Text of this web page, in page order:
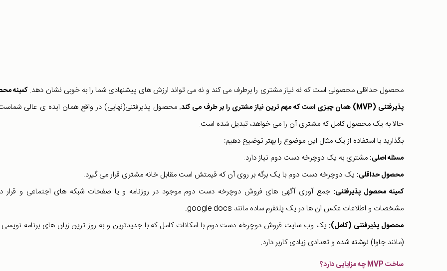
محصول حداقلی محصولی است که نه نیاز مشتری را برطرف می کند و نه می تواند ارزش های پیشنهادی شما را به خوبی نشان دهد.کمینه
پذیرفتنی (MVP) همان چیزی است که مهم ترین نیاز مشتری را بر طرف می کند.
محصول پذیرفتنی(نهایی) در واقع همان ایده ی عالی
حالا به یک محصول کامل که مشتری آن را می خواهد، تبدیل شده است.
بگذارید با استفاده از یک مثال این موضوع را بهتر توضیح دهیم:
مسئله اصلی: مشتری به یک دوچرخه دست دوم نیاز دارد.
محصول حداقلی: یک دوچرخه دست دوم با یک برگه بر روی آن که قیمتش است مقابل خانه مشتری قرار می گیرد.
کمینه محصول پذیرفتنی: جمع آوری آگهی های فروش دوچرخه دست دوم موجود در روزنامه و یا صفحات شبکه های اجتماعی و قرار
مشخصات و اطلاعات عکس ان ها در یک پلتفرم ساده مانند google docs.
محصول پذیرفتنی (کامل): یک وب سایت فروش دوچرخه دست دوم با امکانات کامل که با جدیدترین و به روز ترین زبان های برنامه
(مانند جاوا) نوشته شده و تعدادی زیادی کاربر دارد.
ساخت MVP چه مزایایی دارد؟